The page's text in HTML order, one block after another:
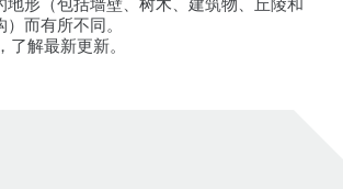
而有所不同。
，了解最新更新。